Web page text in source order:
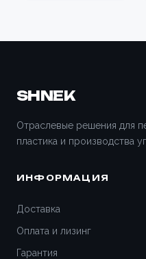
SHNEK
Отраслевые решения для
пластика и производства
ИНФОРМАЦИЯ
Доставка
Оплата и лизинг
Гарантия